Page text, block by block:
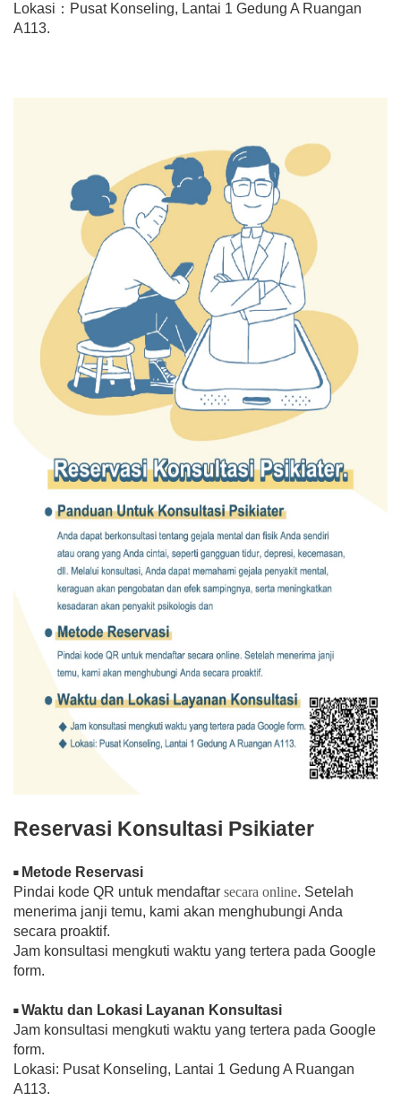
Lokasi：Pusat Konseling, Lantai 1 Gedung A Ruangan
A113.
Reservasi Konsultasi Psikiater
◾ Metode Reservasi
Pindai kode QR untuk mendaftar secara online. Setelah
menerima janji temu, kami akan menghubungi Anda
secara proaktif.
Jam konsultasi mengkuti waktu yang tertera pada Google
form.
◾ Waktu dan Lokasi Layanan Konsultasi
Jam konsultasi mengkuti waktu yang tertera pada Google
form.
Lokasi: Pusat Konseling, Lantai 1 Gedung A Ruangan
A113.